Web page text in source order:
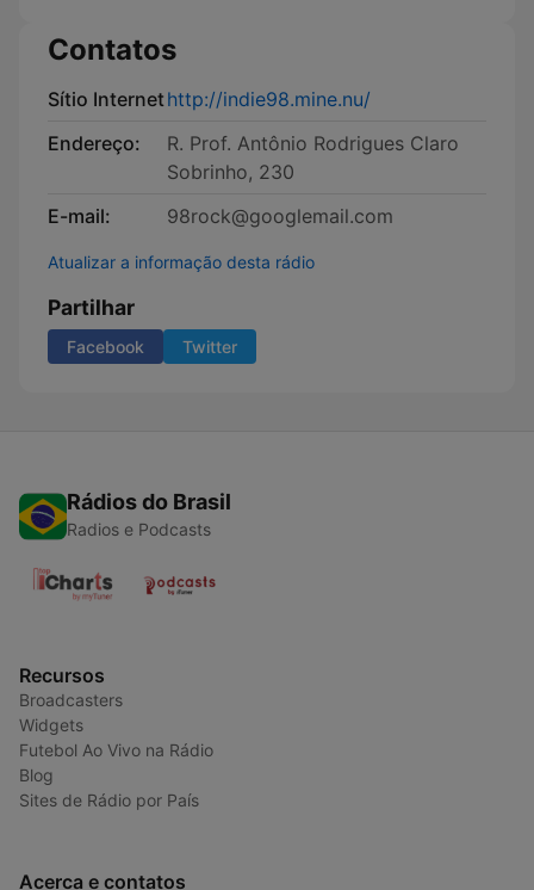
Contatos
Sítio Internethttp://indie98.mine.nu/
Endereço:
R. Prof. Antônio Rodrigues Claro
Sobrinho, 230
E-mail:
98rock@googlemail.com
Atualizar a informação desta rádio
Partilhar
Facebook Twitter
Rádios do Brasil
Radios e Podcasts
Recursos
Broadcasters
Widgets
Futebol Ao Vivo na Rádio
Blog
Sites de Rádio por País
Acerca e contatos